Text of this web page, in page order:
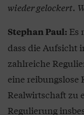
wieder gelockert.
Stephan Paul: Es
dass die Aufsicht
zahlreiche
eine reibungslose
Realwirtschaft zu
Regulierung